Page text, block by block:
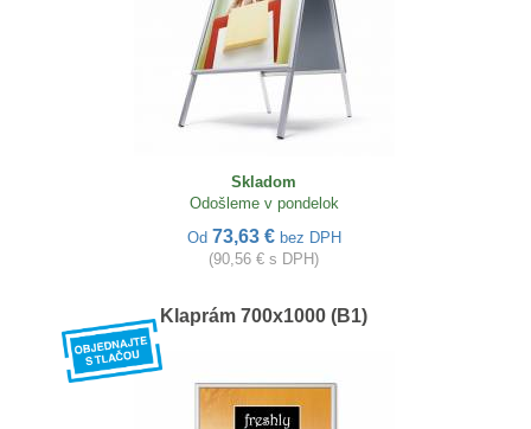
Skladom
Odošleme v pondelok
Od 73,63 € bez DPH
(90,56 € s DPH)
Klaprám 700x1000 (B1)